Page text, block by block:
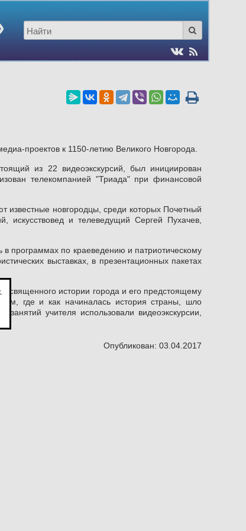
проектов к 1150-летию Великого Новгорода.
из 22 видеоэкскурсий, был инициирован
телекомпанией "Триада" при финансовой
известные новгородцы, среди которых Почетный
искусствовед и телеведущий Сергей Пухачев,
программах по краеведению и патриотическому
выставках, в презентационных пакетах
истории города и его предстоящему
где и как начиналась история страны, шло
учителя использовали видеоэкскурсии,
Опубликован: 03.04.2017